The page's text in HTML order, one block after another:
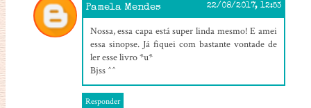
Pamela Mendes 22/08/2017, 12:53
Nossa, essa capa está super linda mesmo! E amei
essa sinopse. Já fiquei com bastante vontade de
ler esse livro *u*
Bjss ^^
Responder